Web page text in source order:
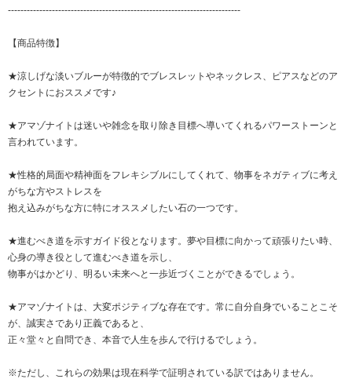
--------------------------------------------------------------------------
【商品特徴】
★涼しげな淡いブルーが特徴的でブレスレットやネックレス、ピアスなどのア
クセントにおススメです♪
★アマゾナイトは迷いや雑念を取り除き目標へ導いてくれるパワーストーンと
言われています。
★性格的局面や精神面をフレキシブルにしてくれて、物事をネガティブに考え
がちな方やストレスを
抱え込みがちな方に特にオススメしたい石の一つです。
★進むべき道を示すガイド役となります。夢や目標に向かって頑張りたい時、
心身の導き役として進むべき道を示し、
物事がはかどり、明るい未来へと一歩近づくことができるでしょう。
★アマゾナイトは、大変ポジティブな存在です。常に自分自身でいることこそ
が、誠実さであり正義であると、
正々堂々と自問でき、本音で人生を歩んで行けるでしょう。
※ただし、これらの効果は現在科学で証明されている訳ではありません。